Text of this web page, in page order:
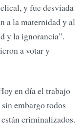
y fue desviada
a la maternidad y al
y la ignorancia”.
a votar y
en día el trabajo
embargo todos
criminalizados.